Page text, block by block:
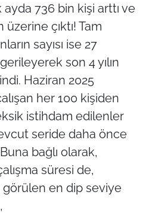
ayda 736 bin kişi arttı ve
çıktı! Tam
sayısı ise 27
son 4 yılın
Haziran 2025
her 100 kişiden
eksik istihdam edilenler
seride daha önce
bağlı olarak,
süresi de,
en dip seviye